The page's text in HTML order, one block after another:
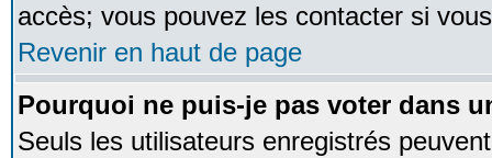
accès; vous pouvez les contacter si
Revenir en haut de page
Pourquoi ne puis-je pas voter dans
Seuls les utilisateurs enregistrés